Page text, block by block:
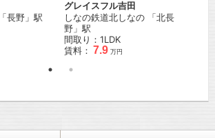
「長野 」駅
グレイスフル吉田
しなの鉄道北しなの 「北長
野 」駅
間取り：1LDK
賃料： 7.9 万円